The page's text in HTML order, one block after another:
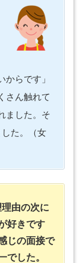
からです」
さん触れて
ました。そ
た。（女
由の次に
好きです
じの面接で
でした。